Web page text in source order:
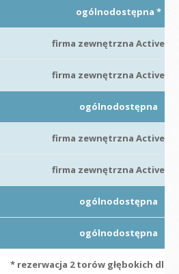
ogólnodostępna *
firma zewnętrzna Active
firma zewnętrzna Active
ogólnodostępna
firma zewnętrzna Active
firma zewnętrzna Active
ogólnodostępna
ogólnodostępna
* rezerwacja 2 torów głębokich dla